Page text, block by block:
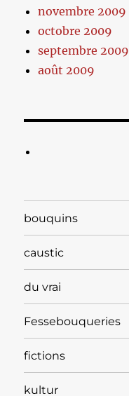
novembre 2009
octobre 2009
septembre 2009
août 2009
bouquins
caustic
du vrai
Fessebouqueries
fictions
kultur